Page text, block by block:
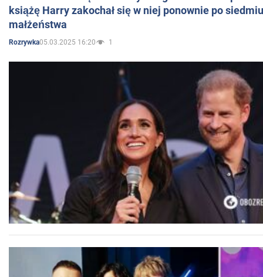
książę Harry zakochał się w niej ponownie po
małżeństwa
Rozrywka05.03.2025 16:20 1